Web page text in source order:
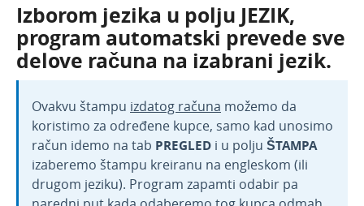
Izborom jezika u polju JEZIK,
program automatski prevede sve
delove računa na izabrani jezik.
Ovakvu štampu izdatog računa možemo da
koristimo za određene kupce, samo kad unosimo
račun idemo na tab PREGLED i u polju ŠTAMPA
izaberemo štampu kreiranu na engleskom (ili
drugom jeziku). Program zapamti odabir pa